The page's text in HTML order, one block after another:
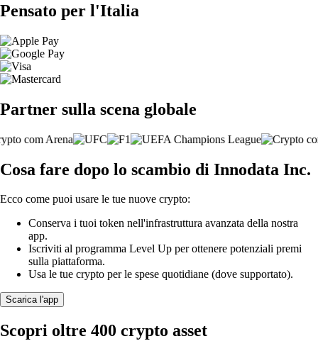
Pensato per l'Italia
Partner sulla scena globale
Cosa fare dopo lo scambio di Innodata Inc.
Ecco come puoi usare le tue nuove crypto:
Conserva i tuoi token nell'infrastruttura avanzata della nostra
app.
Iscriviti al programma Level Up per ottenere potenziali premi
sulla piattaforma.
Usa le tue crypto per le spese quotidiane (dove supportato).
Scarica l'app
Scopri oltre 400 crypto asset